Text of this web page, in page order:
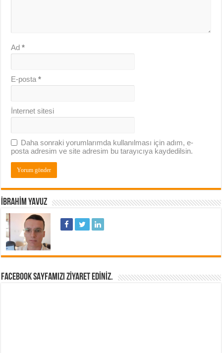
Ad*
E-posta*
İnternet sitesi
Daha sonraki yorumlarımda kullanılması için adım, e-
posta adresim ve site adresim bu tarayıcıya kaydedilsin.
İBRAHIM YAVUZ
FACEBOOK SAYFAMIZI ZIYARET EDINIZ.